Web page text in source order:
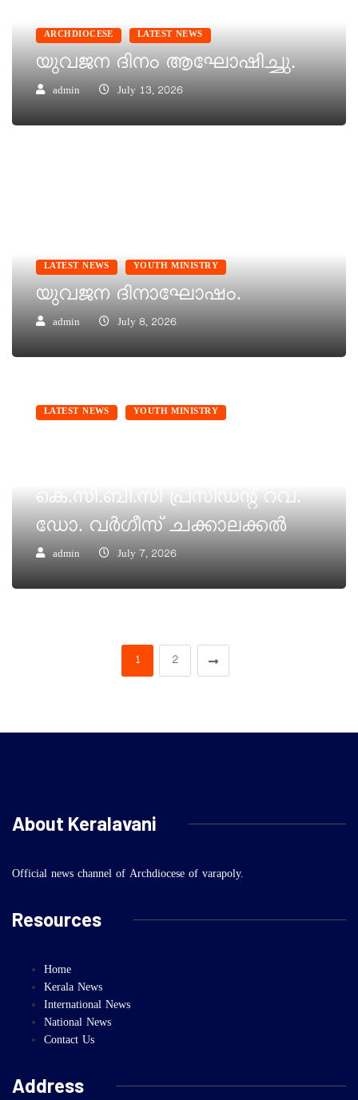
ARCHDIOCESE LATEST NEWS
യുവജന ദിനം ആഘോഷിച്ചു.
admin July 13, 2026
LATEST NEWS YOUTH MINISTRY
യുവജന ദിനാഘോഷം.
admin July 8, 2026
LATEST NEWS YOUTH MINISTRY
കെ.സി.ബി.സി പ്രസിഡന്റ്‌ റവ.
ഡോ. വർഗീസ് ചക്കാലക്കൽ
admin July 7, 2026
1 2
About Keralavani
Official news channel of Archdiocese of varapoly.
Resources
Home
Kerala News
International News
National News
Contact Us
Address